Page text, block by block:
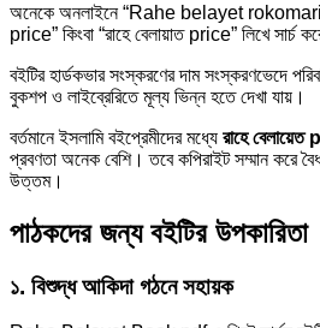
অনেকে অনলাইনে “Rahe belayet
price” কিংবা “রাহে বেলায়াত price” লিখে সার্চ
বইটির হার্ডকভার সংস্করণের দাম সংস্করণভেদে
বুকশপ ও লাইব্রেরিতে মূল্য ভিন্ন হতে দেখা যায়।
বর্তমানে ইসলামি বইপ্রেমীদের মধ্যে রাহে বেলায়েত
প্রবণতা অনেক বেশি। তবে কপিরাইট সম্মান করে
উত্তম।
পাঠকদের জন্য বইটির উপকারিতা
১. বিশুদ্ধ আকিদা গঠনে সহায়ক